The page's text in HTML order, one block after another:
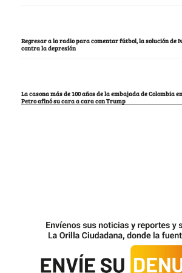
Regresar a la radio para comentar fútbol, la solución de
contra la depresión
La casona más de 100 años de la embajada de Colombia
Petro afinó su cara a cara con Trump